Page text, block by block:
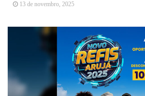
13 de novembro, 2025